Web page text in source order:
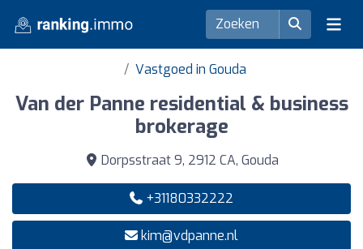
Vastgoed in Gouda
Van der Panne residential & business
brokerage
Dorpsstraat 9, 2912 CA, Gouda
+31180332222
kim@vdpanne.nl